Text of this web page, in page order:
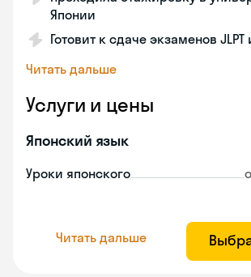
Японии
Готовит к сдаче экзаменов JLPT
Читать дальше
Услуги и цены
Японский язык
Уроки японского
Читать дальше